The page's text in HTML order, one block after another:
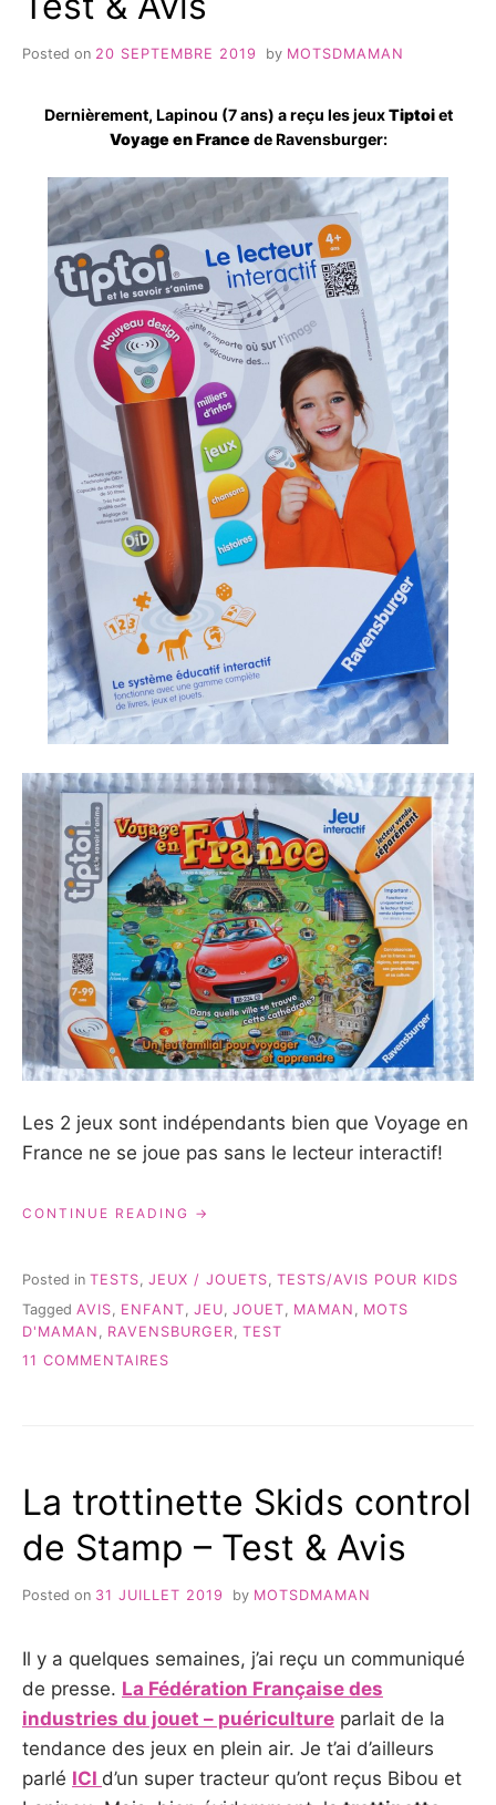
Posted on 20 SEPTEMBRE 2019 by MOTSDMAMAN
Dernièrement, Lapinou (7 ans) a reçu les jeuxTiptoiet
Voyage en Francede Ravensburger:
Les 2 jeux sont indépendants bien que Voyage en
France ne se joue pas sans le lecteur interactif!
CONTINUE READING « TIPTOI
EN
RAVENSBURGER
–
Posted in TESTS, JEUX / JOUETS, TESTS/AVIS POUR KIDS
Tagged AVIS ENFANT JEU JOUET MAMAN
MOTS
D'MAMAN
RAVENSBURGER TEST
11 COMMENTAIRES
RAVENSBURGER
–
&
La trottinette Skids control
de Stamp – Test & Avis
Posted on 31 JUILLET 2019 by MOTSDMAMAN
Il y a quelques semaines, j’ai reçu un communiqué
de presse. La Fédération Française des
industries du jouet – puériculture parlait de la
tendance des jeux en plein air. Je t’ai d’ailleurs
parlé ICI d’un super tracteur qu’ont reçus Bibou et